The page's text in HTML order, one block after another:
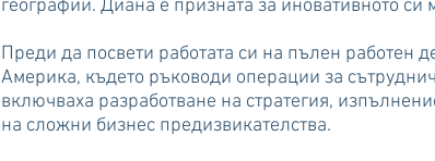
географии. Диана е призната за иновативното си
Преди да посвети работата си на пълен работен
Америка, където ръководи операции за
включваха разработване на стратегия,
на сложни бизнес предизвикателства.